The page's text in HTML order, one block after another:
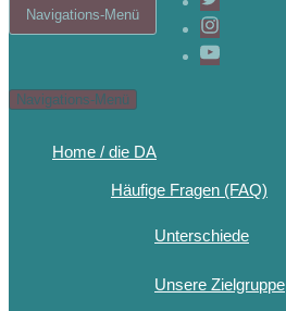
Navigations-Menü
Navigations-Menü
Home / die DA
Häufige Fragen (FAQ)
Unterschiede
Unsere Zielgruppe